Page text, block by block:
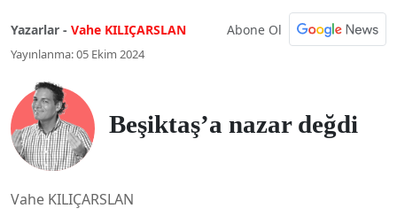
Yazarlar - Vahe KILIÇARSLAN Abone Ol
Yayınlanma: 05 Ekim 2024
Beşiktaş’a nazar değdi
Vahe KILIÇARSLAN